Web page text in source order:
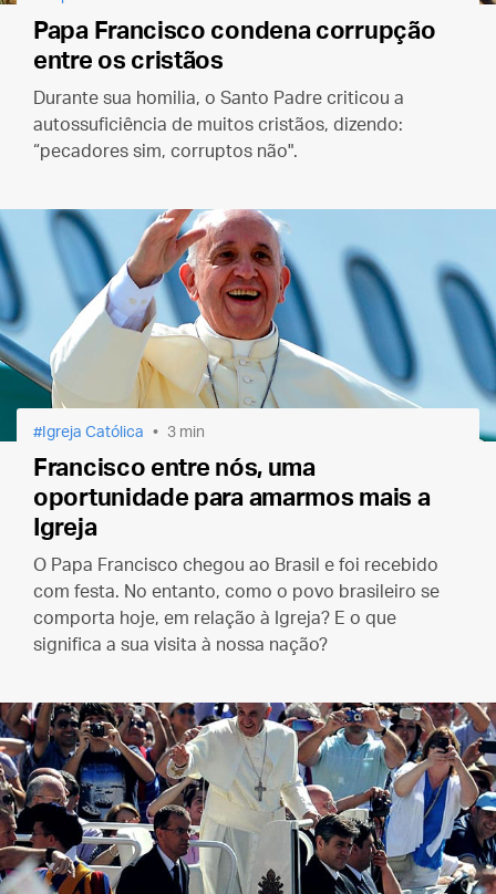
Papa Francisco condena corrupção
entre os cristãos
Durante sua homilia, o Santo Padre criticou a
autossuficiência de muitos cristãos, dizendo:
“pecadores sim, corruptos não".
Igreja Católica 3 min
Francisco entre nós, uma
oportunidade para amarmos mais a
Igreja
O Papa Francisco chegou ao Brasil e foi recebido
com festa. No entanto, como o povo brasileiro se
comporta hoje, em relação à Igreja? E o que
significa a sua visita à nossa nação?